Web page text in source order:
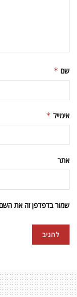
שם *
אימייל *
אתר
שמור בדפדפן זה את